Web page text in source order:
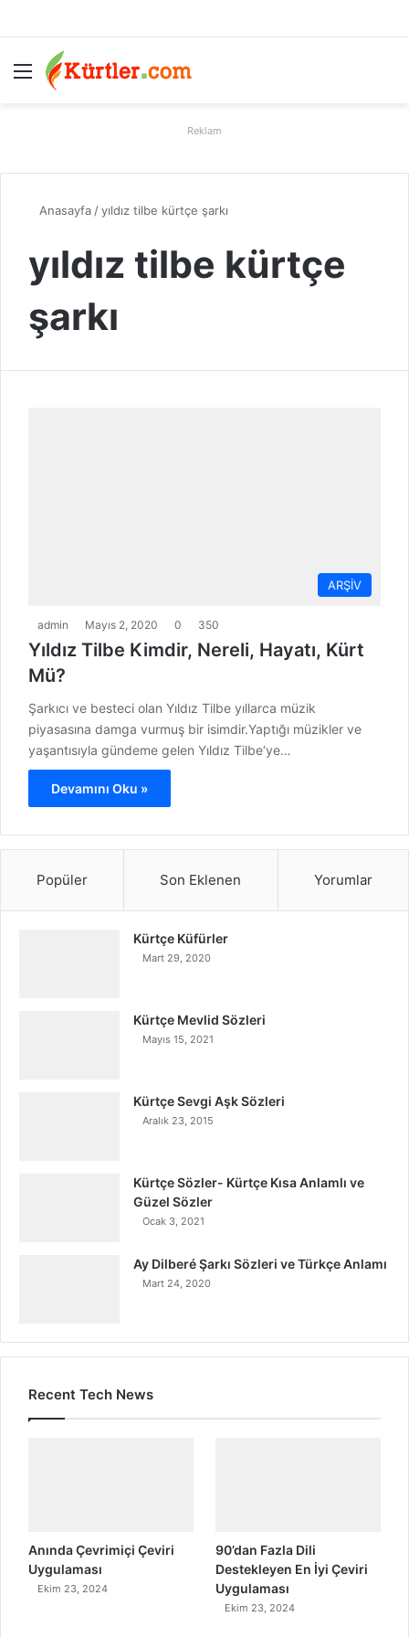
Menü
Reklam
Anasayfa /yıldız tilbe kürtçe şarkı
yıldız tilbe kürtçe
şarkı
ARŞİV
admin Mayıs 2, 2020 0 350
Yıldız Tilbe Kimdir, Nereli, Hayatı, Kürt
Mü?
Şarkıcı ve besteci olan Yıldız Tilbe yıllarca müzik
piyasasına damga vurmuş bir isimdir.Yaptığı müzikler ve
yaşantısıyla gündeme gelen Yıldız Tilbe‘ye…
Devamını Oku »
Popüler Son Eklenen Yorumlar
Kürtçe Küfürler
Mart 29, 2020
Kürtçe Mevlid Sözleri
Mayıs 15, 2021
Kürtçe Sevgi Aşk Sözleri
Aralık 23, 2015
Kürtçe Sözler- Kürtçe Kısa Anlamlı ve
Güzel Sözler
Ocak 3, 2021
Ay Dilberé Şarkı Sözleri ve Türkçe Anlamı
Mart 24, 2020
Recent Tech News
Anında Çevrimiçi Çeviri
Uygulaması
Ekim 23, 2024
90’dan Fazla Dili
Destekleyen En İyi Çeviri
Uygulaması
Ekim 23, 2024